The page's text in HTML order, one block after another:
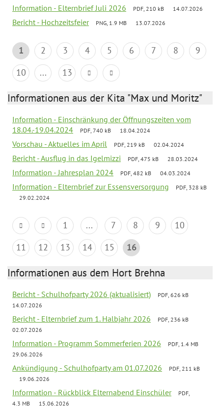
Information - Elternbrief Juli 2026 PDF, 210 kB 14.07.2026
Bericht - Hochzeitsfeier PNG, 1.9 MB 13.07.2026
1 2 3 4 5 6 7 8
9
10
... 13
Informationen aus der Kita "Max und Moritz"
Information - Einschränkung der Öffnungszeiten vom
18.04.-19.04.2024
PDF, 740 kB 18.04.2024
Vorschau - Aktuelles im April PDF, 219 kB 02.04.2024
Bericht - Ausflug in das Igelmizzi PDF, 475 kB 28.03.2024
Information - Jahresplan 2024 PDF, 482 kB 04.03.2024
Information - Elternbrief zur Essensversorgung
PDF, 328 kB
29.02.2024
1 ... 7 8 9
10
11
12 13 14 15 16
Informationen aus dem Hort Brehna
Bericht - Schulhofparty 2026 (aktualisiert)
PDF, 626 kB
14.07.2026
Bericht - Elternbrief zum 1. Halbjahr 2026
PDF, 236 kB
02.07.2026
Information - Programm Sommerferien 2026
PDF, 1.4 MB
29.06.2026
Ankündigung - Schulhofparty am 01.07.2026
PDF, 211 kB
19.06.2026
Information - Rückblick Elternabend Einschüler
PDF,
4.3 MB
15.06.2026